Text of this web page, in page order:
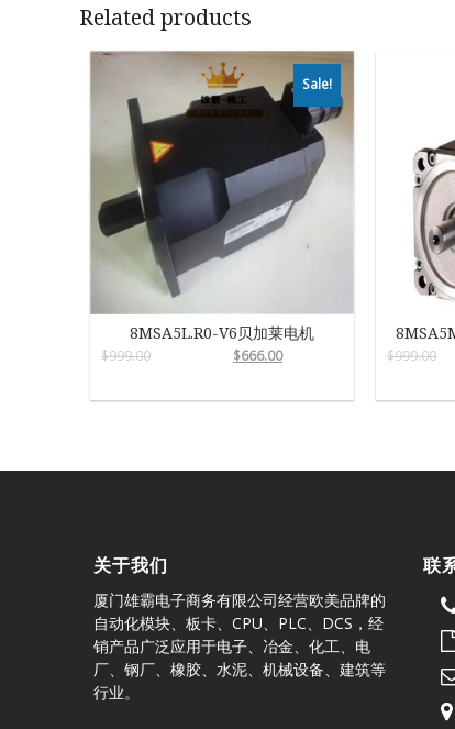
Related products
Sale!
8MSA5L.R0-V6贝加莱电机
$999.00 $666.00 $999.00
关于我们
厦门雄霸电子商务有限公司经营欧美品牌的
自动化模块、板卡、CPU、PLC、DCS，经
销产品广泛应用于电子、冶金、化工、电
厂、钢厂、橡胶、水泥、机械设备、建筑等
行业。
联